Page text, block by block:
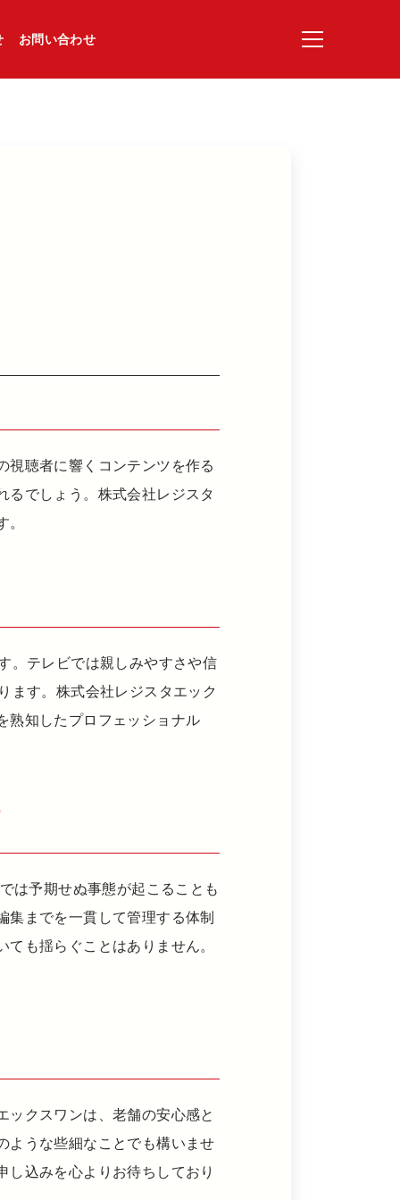
お問い合わせ
視聴者に響くコンテンツを作る
るでしょう。株式会社レジスタ
。
。テレビでは親しみやすさや信
ます。株式会社レジスタエック
熟知したプロフェッショナル
は予期せぬ事態が起こることも
までを一貫して管理する体制
も揺らぐことはありません。
ックスワンは、老舗の安心感と
ような些細なことでも構いませ
込みを心よりお待ちしており